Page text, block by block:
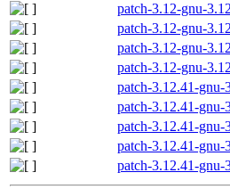
patch-3.12-gnu-
patch-3.12-gnu-
patch-3.12-gnu-
patch-3.12-gnu-
patch-3.12.41-gnu-
patch-3.12.41-gnu-
patch-3.12.41-gnu-
patch-3.12.41-gnu-
patch-3.12.41-gnu-